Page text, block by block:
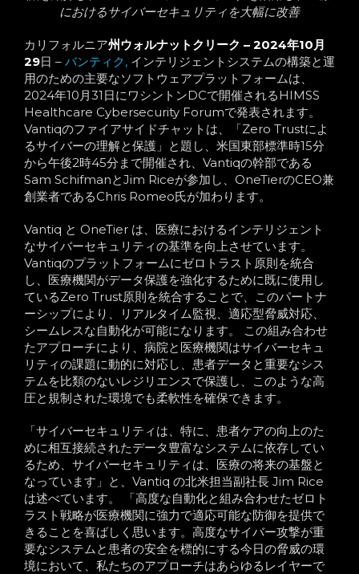
におけるサイバーセキュリティを大幅に改善
カリフォルニア州ウォルナットクリーク – 2024年10月
29日 – バンティク, インテリジェントシステムの構築と運
用のための主要なソフトウェアプラットフォームは、
2024年10月31日にワシントンDCで開催されるHIMSS
Healthcare Cybersecurity Forumで発表されます。
Vantiqのファイアサイドチャットは、「Zero Trustによ
るサイバーの理解と保護」と題し、米国東部標準時15分
から午後2時45分まで開催され、Vantiqの幹部である
Sam SchifmanとJim Riceが参加し、OneTierのCEO兼
創業者であるChris Romeo氏が加わります。
Vantiq と OneTier は、医療におけるインテリジェント
なサイバーセキュリティの基準を向上させています。
Vantiqのプラットフォームにゼロトラスト原則を統合
し、医療機関がデータ保護を強化するために既に使用し
ているZero Trust原則を統合することで、このパートナ
ーシップにより、リアルタイム監視、適応型脅威対応、
シームレスな自動化が可能になります。 この組み合わせ
たアプローチにより、病院と医療機関はサイバーセキュ
リティの課題に動的に対応し、患者データと重要なシス
テムを比類のないレジリエンスで保護し、このような高
圧と規制された環境でも柔軟性を確保できます。
「サイバーセキュリティは、特に、患者ケアの向上のた
めに相互接続されたデータ豊富なシステムに依存してい
るため、サイバーセキュリティは、医療の将来の基盤と
なっています」と、Vantiq の北米担当副社長 Jim Rice
は述べています。 「高度な自動化と組み合わせたゼロト
ラスト戦略が医療機関に強力で適応可能な防御を提供で
きることを喜ばしく思います。高度なサイバー攻撃が重
要なシステムと患者の安全を標的にする今日の脅威の環
境において、私たちのアプローチはあらゆるレイヤーで